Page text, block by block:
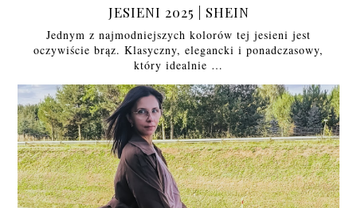
JESIENI 2025 | SHEIN
Jednym z najmodniejszych kolorów tej jesieni jest
oczywiście brąz. Klasyczny, elegancki i ponadczasowy,
który idealnie …